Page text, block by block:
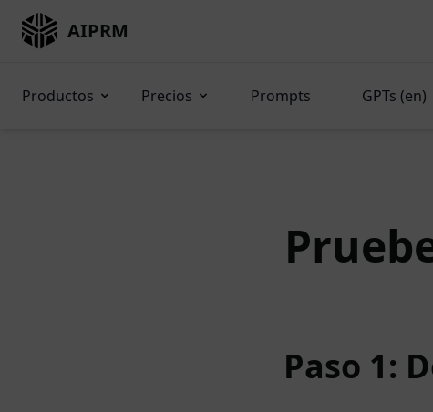
AIPRM
Productos Precios Prompts GPTs (en)
Paso 1: